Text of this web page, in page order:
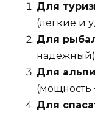
Для
(легкие и
Для
Для
(мощность
Для